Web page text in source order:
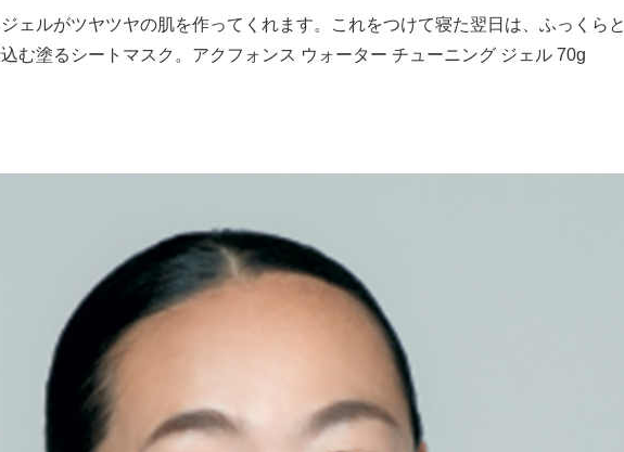
ジェルがツヤツヤの肌を作ってくれます。これをつけて寝た翌日は、ふっくらと
む塗るシートマスク。アクフォンス ウォーター チューニング ジェル 70g